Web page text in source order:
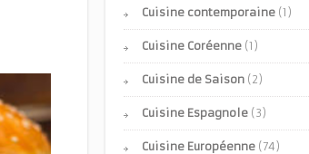
Cuisine contemporaine (1)
Cuisine Coréenne (1)
Cuisine de Saison (2)
Cuisine Espagnole (3)
Cuisine Européenne (74)